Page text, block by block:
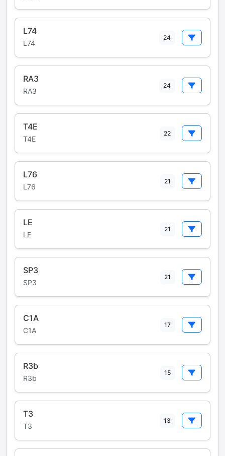
L74
L74
24
RA3
RA3
24
T4E
T4E
22
L76
L76
21
LE
LE
21
SP3
SP3
21
C1A
C1A
17
R3b
R3b
15
T3
T3
13